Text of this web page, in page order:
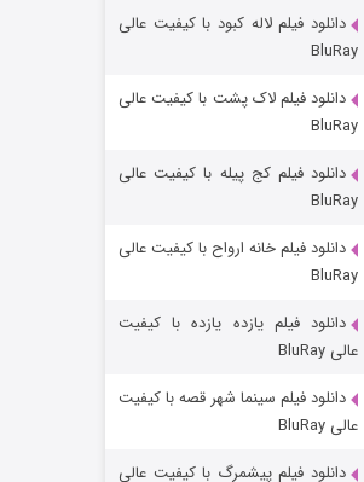
شوهر
دانلود فیلم لاله کبود با کیفیت عالی
BluRay
دانلود فیلم لاک پشت با کیفیت عالی
BluRay
دانلود فیلم کج‌ پیله با کیفیت عالی
BluRay
دانلود فیلم خانه ارواح با کیفیت عالی
BluRay
دانلود فیلم یازده یازده با کیفیت
عالی BluRay
دانلود فیلم سینما شهر قصه با کیفیت
عالی BluRay
دانلود فیلم پیشمرگ با کیفیت عالی